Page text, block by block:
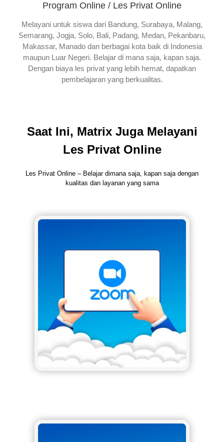
Program Online / Les Privat Online
Melayani untuk siswa dari Bandung, Surabaya, Malang,
Semarang, Jogja, Solo, Bali, Padang, Medan, Pekanbaru,
Makassar, Manado dan berbagai kota baik di Indonesia
maupun Luar Negeri. Belajar di mana saja, kapan saja.
Dengan biaya les privat yang lebih hemat, dapatkan
pembelajaran yang berkualitas.
Saat Ini, Matrix Juga Melayani
Les Privat Online
Les Privat Online – Belajar dimana saja, kapan saja dengan
kualitas dan layanan yang sama